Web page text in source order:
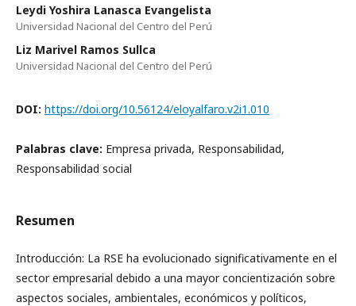
Leydi Yoshira Lanasca Evangelista
Universidad Nacional del Centro del Perú
Liz Marivel Ramos Sullca
Universidad Nacional del Centro del Perú
DOI: https://doi.org/10.56124/eloyalfaro.v2i1.010
Palabras clave: Empresa privada, Responsabilidad,
Responsabilidad social
Resumen
Introducción: La RSE ha evolucionado significativamente en el
sector empresarial debido a una mayor concientización sobre
aspectos sociales, ambientales, económicos y políticos,